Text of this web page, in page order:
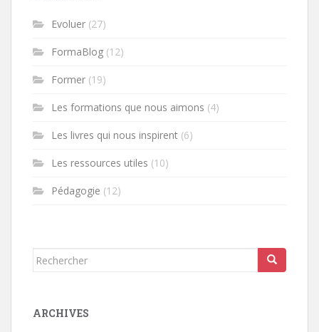
Evoluer (27)
FormaBlog (12)
Former (19)
Les formations que nous aimons (4)
Les livres qui nous inspirent (6)
Les ressources utiles (10)
Pédagogie (12)
Rechercher...
ARCHIVES